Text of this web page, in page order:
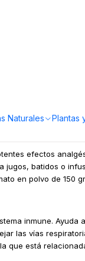
Naturales Plantas
efectos
jugos, batidos o
en polvo de 150
inmune. Ayuda
las vías
que está